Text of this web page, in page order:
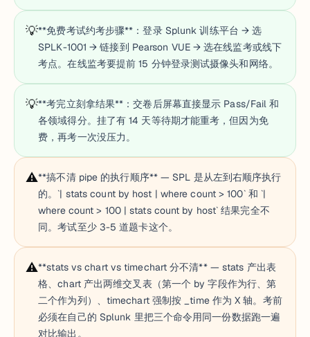
💡**免费考试约考步骤**：登录 Splunk 训练平台 → 选
SPLK-1001 → 链接到 Pearson VUE → 选在线监考或线下
考点。在线监考要提前 15 分钟登录测试摄像头和网络。
💡**考完立刻拿结果**：交卷后屏幕直接显示 Pass/Fail 和
各领域得分。挂了有 14 天等待期才能重考，但因为免
费，再考一次没压力。
⚠️**搞不清 pipe 的执行顺序** — SPL 是从左到右顺序执行
的。`| stats count by host | where count > 100` 和 `|
where count > 100 | stats count by host` 结果完全不
同。考试至少 3-5 道题卡这个。
⚠️**stats vs chart vs timechart 分不清** — stats 产出表
格、chart 产出两维交叉表（第一个 by 字段作为行、第
二个作为列）、timechart 强制按 _time 作为 X 轴。考前
必须在自己的 Splunk 里把三个命令用同一份数据跑一遍
对比输出。